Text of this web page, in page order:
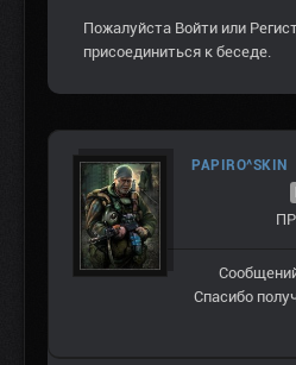
Пожалуйста Войти или
присоединиться к беседе.
PAPIRO^SKIN
Спасибо